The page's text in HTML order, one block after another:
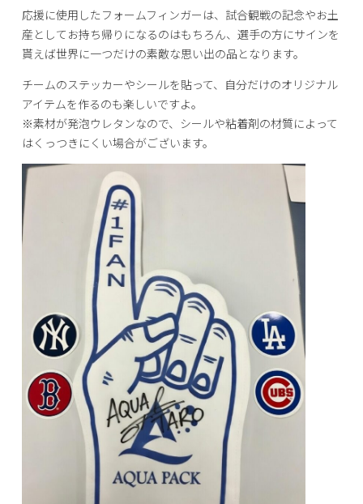
応援に使用したフォームフィンガーは、試合観戦の記念やお土
産としてお持ち帰りになるのはもちろん、選手の方にサインを
貰えば世界に一つだけの素敵な思い出の品となります。
チームのステッカーやシールを貼って、自分だけのオリジナル
アイテムを作るのも楽しいですよ。
※素材が発泡ウレタンなので、シールや粘着剤の材質によって
はくっつきにくい場合がございます。